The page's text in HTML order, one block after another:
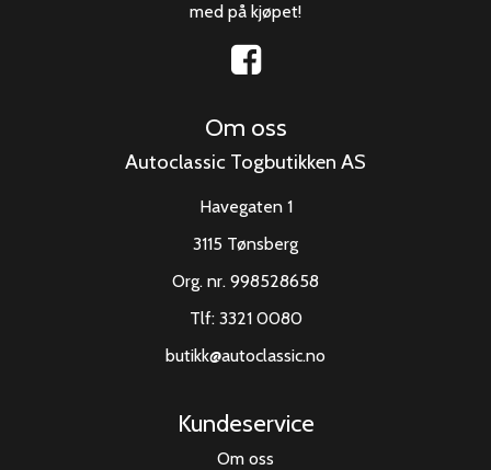
med på kjøpet!
Om oss
Autoclassic Togbutikken AS
Havegaten 1
3115 Tønsberg
Org. nr. 998528658
Tlf: 3321 0080
butikk@autoclassic.no
Kundeservice
Om oss